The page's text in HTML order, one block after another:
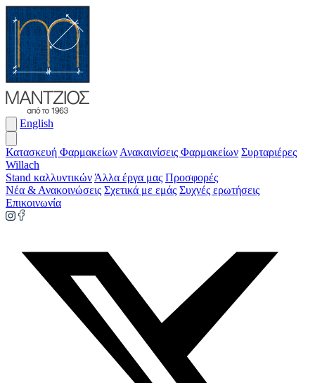
English
Κατασκευή Φαρμακείων Ανακαινίσεις Φαρμακείων Συρταριέρες
Willach
Stand καλλυντικών Άλλα έργα μας Προσφορές
Νέα & Ανακοινώσεις Σχετικά με εμάς Συχνές ερωτήσεις
Επικοινωνία